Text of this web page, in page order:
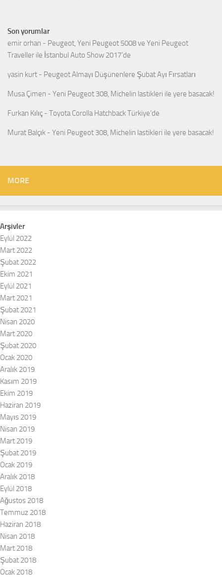
Son yorumlar
emir orhan - Peugeot, Yeni Peugeot 5008 ve Yeni Peugeot
Traveller ile İstanbul Auto Show 2017’de
yasin kurt - Peugeot Almayı Düşünenlere Şubat Ayı Fırsatları
Musa Çimen - Yeni Peugeot 308, Michelin lastikleri ile yere basacak!
Furkan Kılıç - Toyota Corolla Hatchback Türkiye’de
Murat Balçık - Yeni Peugeot 308, Michelin lastikleri ile yere basacak!
MORE
Arşivler
Eylül 2022
Mart 2022
Şubat 2022
Ekim 2021
Eylül 2021
Mart 2021
Şubat 2021
Nisan 2020
Mart 2020
Şubat 2020
Ocak 2020
Aralık 2019
Kasım 2019
Ekim 2019
Haziran 2019
Mayıs 2019
Nisan 2019
Mart 2019
Şubat 2019
Ocak 2019
Aralık 2018
Eylül 2018
Ağustos 2018
Temmuz 2018
Haziran 2018
Nisan 2018
Mart 2018
Şubat 2018
Ocak 2018